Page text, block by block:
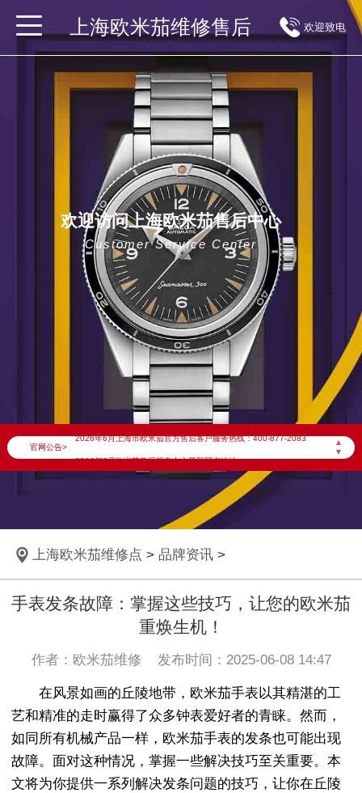
上海欧米茄维修售后 欢迎致电
欢迎访问上海欧米茄售后中心
Customer Service Center
官网公告>
▲
▼
2026年6月欧米茄上海市售后服务网络优化升级公告
2026年6月上海市欧米茄官方售后客户服务热线：400-877-2083
2026年6月欧米茄售后服务中心最新网点地址：
上海市黄浦区南京东路299号宏伊国际广场写字楼8层806室欧米茄售后服务中心（需提前预约）
上海欧米茄维修点 > 品牌资讯>
手表发条故障：掌握这些技巧，让您的欧米茄
重焕生机！
作者：欧米茄维修 发布时间：2025-06-08 14:47
在风景如画的丘陵地带，欧米茄手表以其精湛的工
艺和精准的走时赢得了众多钟表爱好者的青睐。然而，
如同所有机械产品一样，欧米茄手表的发条也可能出现
故障。面对这种情况，掌握一些解决技巧至关重要。本
文将为你提供一系列解决发条问题的技巧，让你在丘陵